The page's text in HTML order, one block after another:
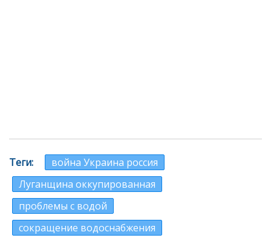
Теги
война Украина россия
Луганщина оккупированная
проблемы с водой
сокращение водоснабжения